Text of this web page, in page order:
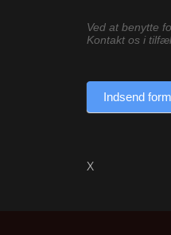
Ved at benytte
Kontakt os i
Indsend
X